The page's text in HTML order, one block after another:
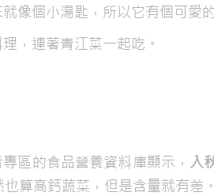
像個小湯匙，所以它有個可愛
，連著青江菜一起吃。
區的食品營養資料庫顯示， 入
也算高鈣蔬菜，但是含量就有